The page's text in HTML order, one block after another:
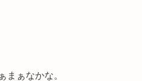
まぁなかな。